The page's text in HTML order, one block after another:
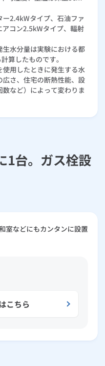
2.4kWタイプ、石油ファ
コン2.5kWタイプ、輻射
水分量は実験における都
算したものです。
用したときに発生する水
さ、住宅の断熱性能、設
など）によって変わりま
1台。ガス栓設
室などにもカンタンに設置
こちら